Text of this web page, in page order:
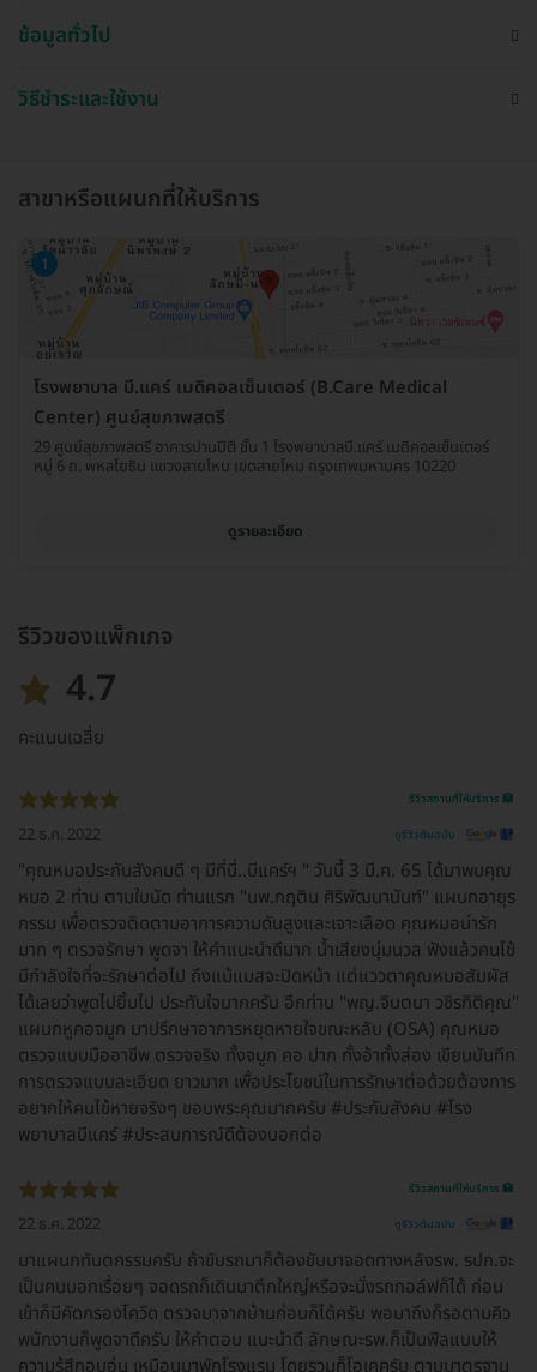
ข้อมูลทั่วไป
วิธีชำระและใช้งาน
สาขาหรือแผนกที่ให้บริการ
1
โรงพยาบาล บี.แคร์ เมดิคอลเซ็นเตอร์ (B.Care Medical
Center) ศูนย์สุขภาพสตรี
29 ศูนย์สุขภาพสตรี อาคารปานปิติ ชั้น 1 โรงพยาบาลบี.แคร์ เมดิคอลเซ็นเตอร์
หมู่ 6 ถ. พหลโยธิน แขวงสายไหม เขตสายไหม กรุงเทพมหานคร 10220
ดูรายละเอียด
รีวิวของแพ็กเกจ
4.7
คะแนนเฉลี่ย
รีวิวสถานที่ให้บริการ 🏥
22 ธ.ค. 2022 ดูรีวิวต้นฉบับ
"คุณหมอประกันสังคมดี ๆ มีที่นี่..บีแคร์ฯ " วันนี้ 3 มี.ค. 65 ได้มาพบคุณ
หมอ 2 ท่าน ตามใบนัด ท่านแรก "นพ.กฤติน ศิริพัฒนานันท์" แผนกอายุร
กรรม เพื่อตรวจติดตามอาการความดันสูงและเจาะเลือด คุณหมอน่ารัก
มาก ๆ ตรวจรักษา พูดจา ให้คำแนะนำดีมาก น้ำเสียงนุ่มนวล ฟังแล้วคนไข้
มีกำลังใจที่จะรักษาต่อไป ถึงแม้แมสจะปิดหน้า แต่แววตาคุณหมอสัมผัส
ได้เลยว่าพูดไปยิ้มไป ประทับใจมากครับ อีกท่าน "พญ.จินตนา วชิรกิติคุณ"
แผนกหูคอจมูก มาปรึกษาอาการหยุดหายใจขณะหลับ (OSA) คุณหมอ
ตรวจแบบมืออาชีพ ตรวจจริง ทั้งจมูก คอ ปาก ทั้งอ้าทั้งส่อง เขียนบันทึก
การตรวจแบบละเอียด ยาวมาก เพื่อประโยชน์ในการรักษาต่อด้วยต้องการ
อยากให้คนไข้หายจริงๆ ขอบพระคุณมากครับ #ประกันสังคม #โรง
พยาบาลบีแคร์ #ประสบการณ์ดีต้องบอกต่อ
รีวิวสถานที่ให้บริการ 🏥
22 ธ.ค. 2022 ดูรีวิวต้นฉบับ
มาแผนกทันตกรรมครับ ถ้าขับรถมาก็ต้องขับมาจอดทางหลังรพ. รปภ.จะ
เป็นคนบอกเรื่อยๆ จอดรถก็เดินมาตึกใหญ่หรือจะนั่งรถกอล์ฟก็ได้ ก่อน
เข้าก็มีคัดกรองโควิด ตรวจมาจากบ้านก่อนก็ได้ครับ พอมาถึงก็รอตามคิว
พนักงานก็พูดจาดีครับ ให้คำตอบ แนะนำดี ลักษณะรพ.ก็เป็นฟีลแบบให้